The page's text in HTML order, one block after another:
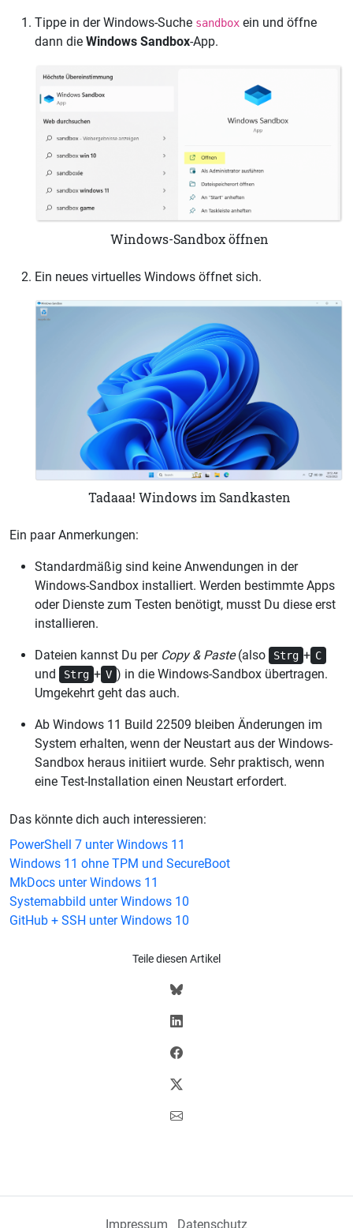
Tippe in der Windows-Suche sandbox ein und öffne
dann die Windows Sandbox-App.
Windows-Sandbox öffnen
Ein neues virtuelles Windows öffnet sich.
Tadaaa! Windows im Sandkasten
Ein paar Anmerkungen:
Standardmäßig sind keine Anwendungen in der
Windows-Sandbox installiert. Werden bestimmte Apps
oder Dienste zum Testen benötigt, musst Du diese erst
installieren.
Dateien kannst Du per Copy & Paste(also Strg + C
und Strg + V ) in die Windows-Sandbox übertragen.
Umgekehrt geht das auch.
Ab Windows 11 Build 22509 bleiben Änderungen im
System erhalten, wenn der Neustart aus der Windows-
Sandbox heraus initiiert wurde. Sehr praktisch, wenn
eine Test-Installation einen Neustart erfordert.
Das könnte dich auch interessieren:
PowerShell 7 unter Windows 11
Windows 11 ohne TPM und SecureBoot
MkDocs unter Windows 11
Systemabbild unter Windows 10
GitHub + SSH unter Windows 10
Teile diesen Artikel
Impressum Datenschutz